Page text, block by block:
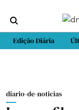
Edição Diária
diario-de-noticias